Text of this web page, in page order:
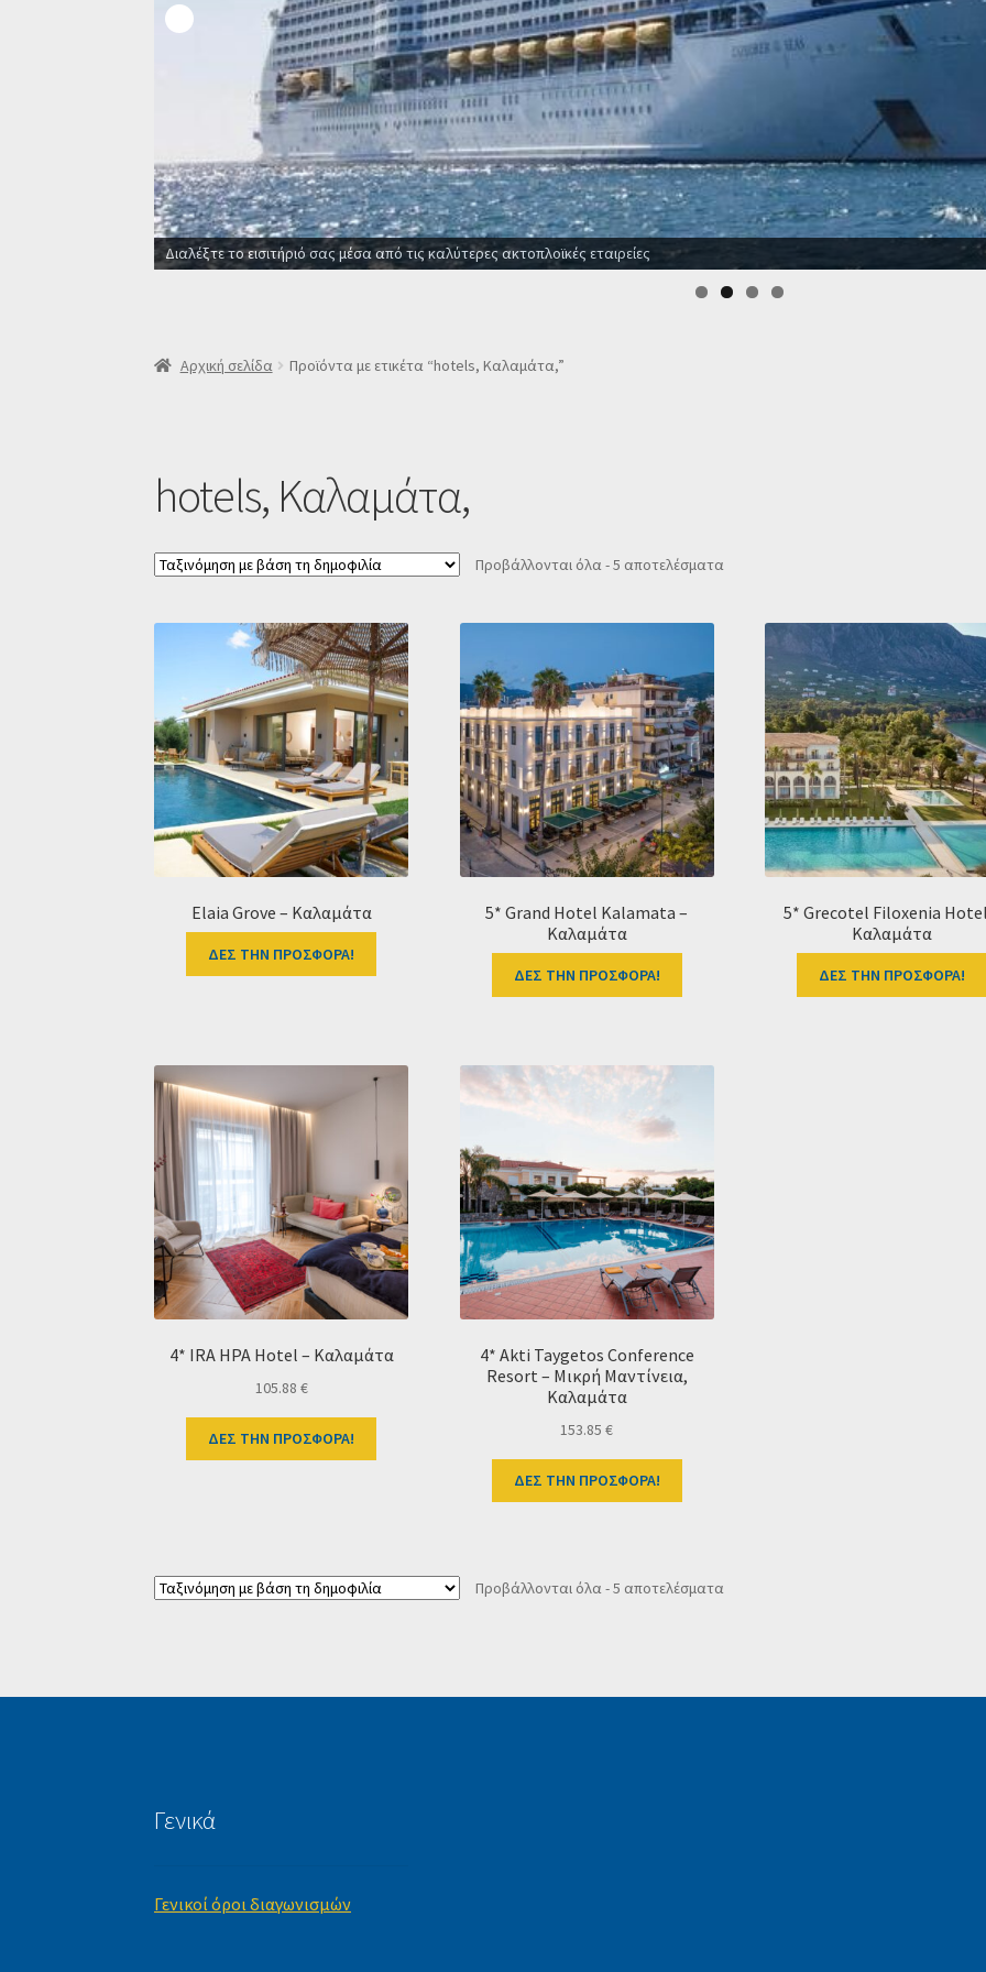
Διαλέξτε το εισιτήριό σας μέσα από τις καλύτερες ακτοπλοϊκές εταιρείες
Αρχική σελίδα Προϊόντα με ετικέτα “hotels, Καλαμάτα,”
hotels, Καλαμάτα,
Προβάλλονται όλα - 5 αποτελέσματα
Elaia Grove – Καλαμάτα
ΔΕΣ ΤΗΝ ΠΡΟΣΦΟΡΑ!
5* Grand Hotel Kalamata –
Καλαμάτα
ΔΕΣ ΤΗΝ ΠΡΟΣΦΟΡΑ!
5* Grecotel Filoxenia
Καλαμάτα
ΔΕΣ ΤΗΝ ΠΡΟΣΦΟΡΑ!
4* IRA HPA Hotel – Καλαμάτα
105.88 €
ΔΕΣ ΤΗΝ ΠΡΟΣΦΟΡΑ!
4* Akti Taygetos Conference
Resort – Μικρή Μαντίνεια,
Καλαμάτα
153.85€
ΔΕΣ ΤΗΝ ΠΡΟΣΦΟΡΑ!
Προβάλλονται όλα - 5 αποτελέσματα
Γενικά
Γενικοί όροι διαγωνισμών